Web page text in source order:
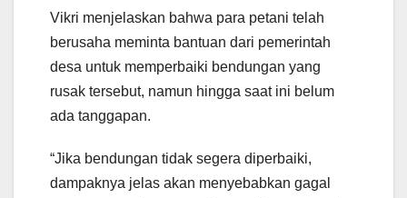
Vikri menjelaskan bahwa para petani telah
berusaha meminta bantuan dari pemerintah
desa untuk memperbaiki bendungan yang
rusak tersebut, namun hingga saat ini belum
ada tanggapan.
“Jika bendungan tidak segera diperbaiki,
dampaknya jelas akan menyebabkan gagal